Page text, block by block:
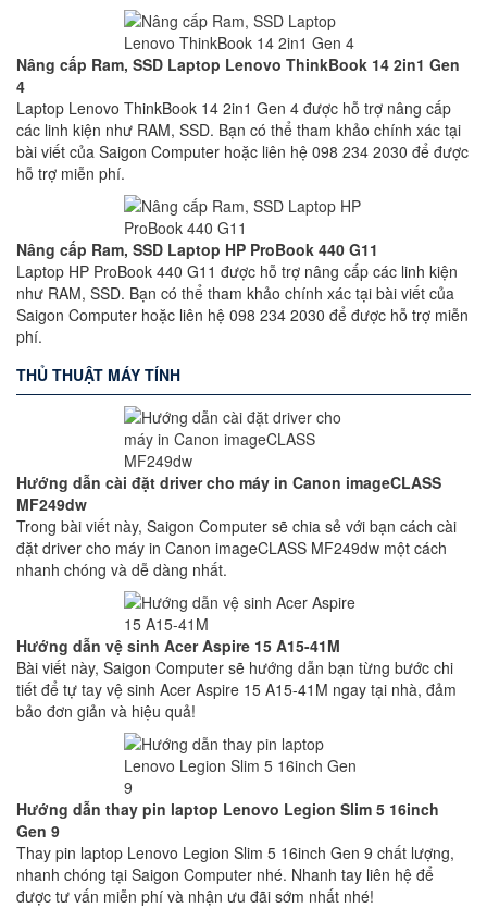
Nâng cấp Ram, SSD Laptop Lenovo ThinkBook 14 2in1 Gen
4
Laptop Lenovo ThinkBook 14 2in1 Gen 4 được hỗ trợ nâng cấp
các linh kiện như RAM, SSD. Bạn có thể tham khảo chính xác tại
bài viết của Saigon Computer hoặc liên hệ 098 234 2030 để được
hỗ trợ miễn phí.
Nâng cấp Ram, SSD Laptop HP ProBook 440 G11
Laptop HP ProBook 440 G11 được hỗ trợ nâng cấp các linh kiện
như RAM, SSD. Bạn có thể tham khảo chính xác tại bài viết của
Saigon Computer hoặc liên hệ 098 234 2030 để được hỗ trợ miễn
phí.
THỦ THUẬT MÁY TÍNH
Hướng dẫn cài đặt driver cho máy in Canon imageCLASS
MF249dw
Trong bài viết này, Saigon Computer sẽ chia sẻ với bạn cách cài
đặt driver cho máy in Canon imageCLASS MF249dw một cách
nhanh chóng và dễ dàng nhất.
Hướng dẫn vệ sinh Acer Aspire 15 A15-41M
Bài viết này, Saigon Computer sẽ hướng dẫn bạn từng bước chi
tiết để tự tay vệ sinh Acer Aspire 15 A15-41M ngay tại nhà, đảm
bảo đơn giản và hiệu quả!
Hướng dẫn thay pin laptop Lenovo Legion Slim 5 16inch
Gen 9
Thay pin laptop Lenovo Legion Slim 5 16inch Gen 9 chất lượng,
nhanh chóng tại Saigon Computer nhé. Nhanh tay liên hệ để
được tư vấn miễn phí và nhận ưu đãi sớm nhất nhé!